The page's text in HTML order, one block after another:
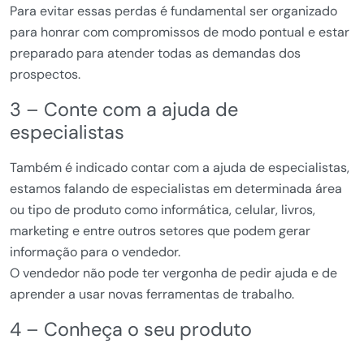
Para evitar essas perdas é fundamental ser organizado
para honrar com compromissos de modo pontual e estar
preparado para atender todas as demandas dos
prospectos.
3 – Conte com a ajuda de
especialistas
Também é indicado contar com a ajuda de especialistas,
estamos falando de especialistas em determinada área
ou tipo de produto como informática, celular, livros,
marketing e entre outros setores que podem gerar
informação para o vendedor.
O vendedor não pode ter vergonha de pedir ajuda e de
aprender a usar novas ferramentas de trabalho.
4 – Conheça o seu produto